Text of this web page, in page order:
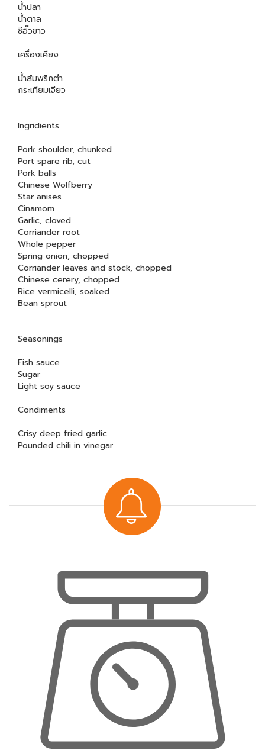
น้ำปลา
น้ำตาล
ซีอิ๊วขาว
เครื่องเคียง
น้ำส้มพริกตำ
กระเทียมเจียว
Ingridients
Pork shoulder, chunked
Port spare rib, cut
Pork balls
Chinese Wolfberry
Star anises
Cinamom
Garlic, cloved
Corriander root
Whole pepper
Spring onion, chopped
Corriander leaves and stock, chopped
Chinese cerery, chopped
Rice vermicelli, soaked
Bean sprout
Seasonings
Fish sauce
Sugar
Light soy sauce
Condiments
Crisy deep fried garlic
Pounded chili in vinegar